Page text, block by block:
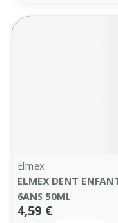
Elmex
ELMEX DENT
6ANS 50ML
4,59 €